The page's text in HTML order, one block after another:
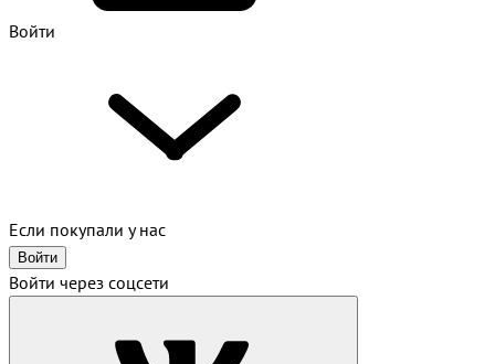
Войти
Если покупали у нас
Войти
Войти через соцсети